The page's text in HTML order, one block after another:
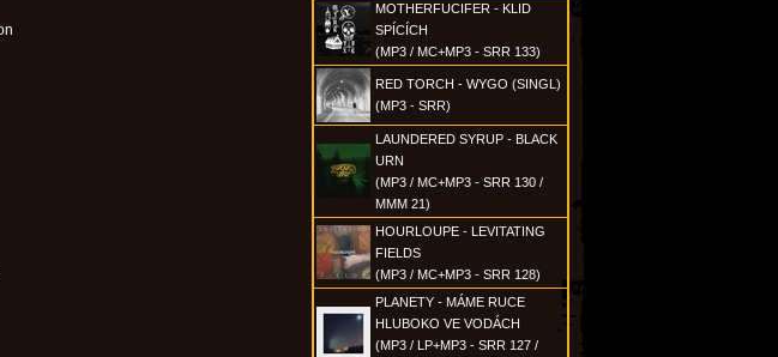
MOTHERFUCIFER - KLID
SPÍCÍCH
(MP3 / MC+MP3 - SRR 133)
RED TORCH - WYGO (SINGL)
(MP3 - SRR)
LAUNDERED SYRUP - BLACK
URN
(MP3 / MC+MP3 - SRR 130 /
MMM 21)
HOURLOUPE - LEVITATING
FIELDS
(MP3 / MC+MP3 - SRR 128)
PLANETY - MÁME RUCE
HLUBOKO VE VODÁCH
(MP3 / LP+MP3 - SRR 127 /